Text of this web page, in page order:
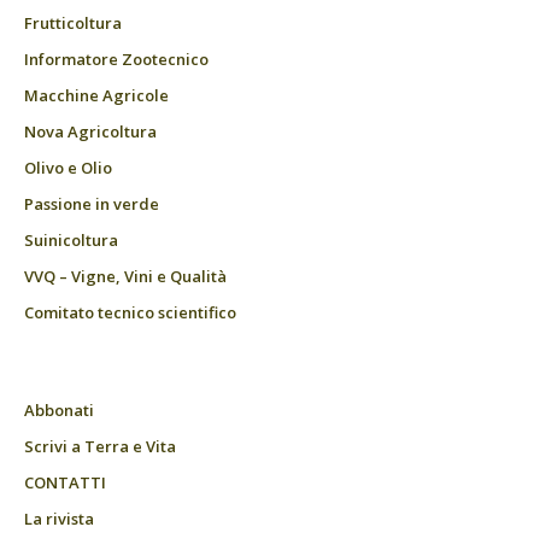
Frutticoltura
Informatore Zootecnico
Macchine Agricole
Nova Agricoltura
Olivo e Olio
Passione in verde
Suinicoltura
VVQ – Vigne, Vini e Qualità
Comitato tecnico scientifico
Abbonati
Scrivi a Terra e Vita
CONTATTI
La rivista